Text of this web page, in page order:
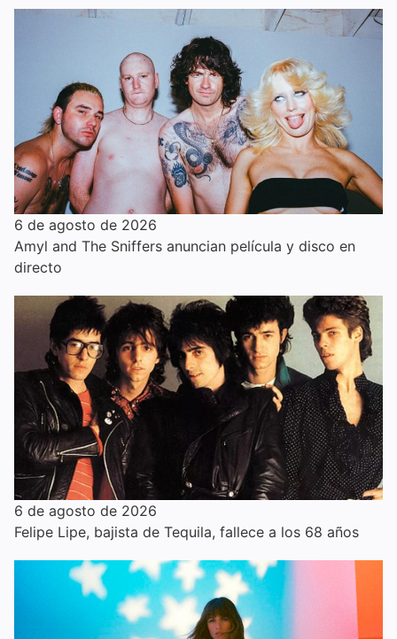
6 de agosto de 2026
Amyl and The Sniffers anuncian película y disco en
directo
6 de agosto de 2026
Felipe Lipe, bajista de Tequila, fallece a los 68 años